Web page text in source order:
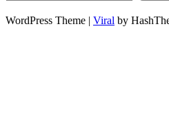
WordPress Theme | Viral by